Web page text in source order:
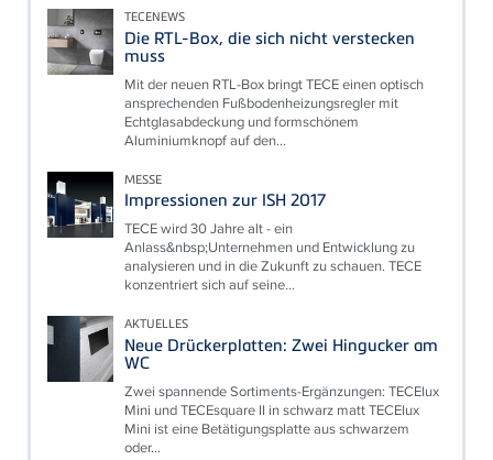
TECENEWS
Die RTL-Box, die sich nicht verstecken
muss
Mit der neuen RTL-Box bringt TECE einen optisch
ansprechenden Fußbodenheizungsregler mit
Echtglasabdeckung und formschönem
Aluminiumknopf auf den...
MESSE
Impressionen zur ISH 2017
TECE wird 30 Jahre alt - ein
Anlass&nbsp;Unternehmen und Entwicklung zu
analysieren und in die Zukunft zu schauen. TECE
konzentriert sich auf seine...
AKTUELLES
Neue Drückerplatten: Zwei Hingucker am
WC
Zwei spannende Sortiments-Ergänzungen: TECElux
Mini und TECEsquare II in schwarz matt TECElux
Mini ist eine Betätigungsplatte aus schwarzem
oder...